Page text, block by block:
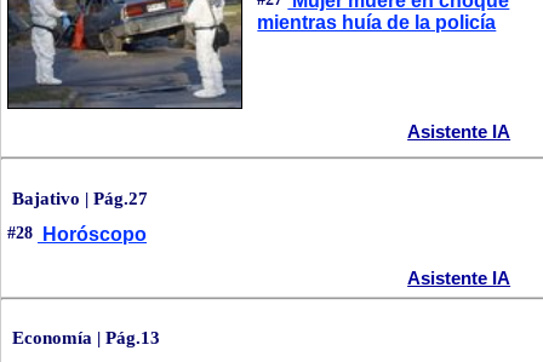
mientras huía de la policía
Asistente IA
Bajativo | Pág.27
#28 Horóscopo
Asistente IA
Economía | Pág.13